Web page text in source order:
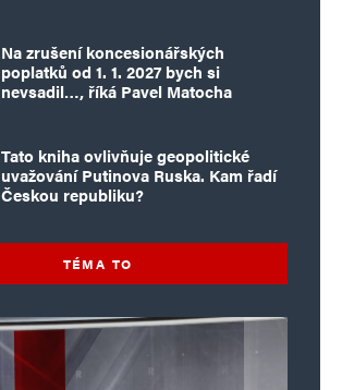
Na zrušení koncesionářských
poplatků od 1. 1. 2027 bych si
nevsadil…, říká Pavel Matocha
Tato kniha ovlivňuje geopolitické
uvažování Putinova Ruska. Kam řadí
Českou republiku?
TÉMA TO